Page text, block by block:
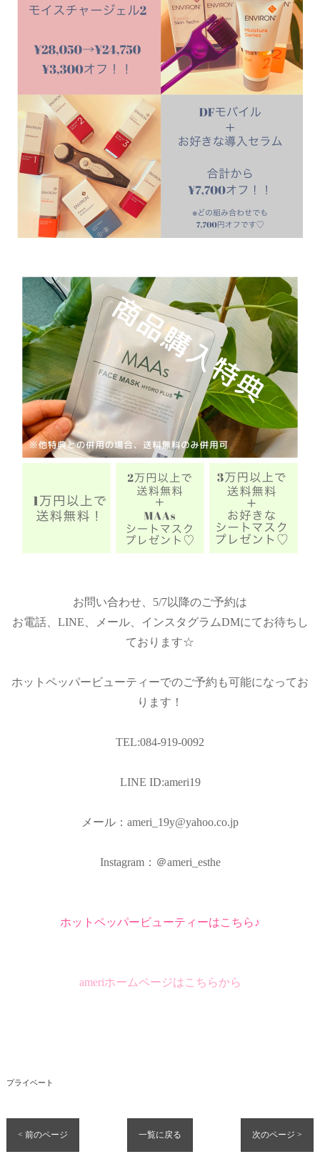
お問い合わせ、5/7以降のご予約は
お電話、LINE、メール、インスタグラムDMにてお待ちし
ております☆
ホットペッパービューティーでのご予約も可能になってお
ります！
TEL:084-919-0092
LINE ID:ameri19
メール：ameri_19y@yahoo.co.jp
Instagram：＠ameri_esthe
ホットペッパービューティーはこちら♪
ameriホームページはこちらから
プライベート
< 前のページ 一覧に戻る 次のページ >